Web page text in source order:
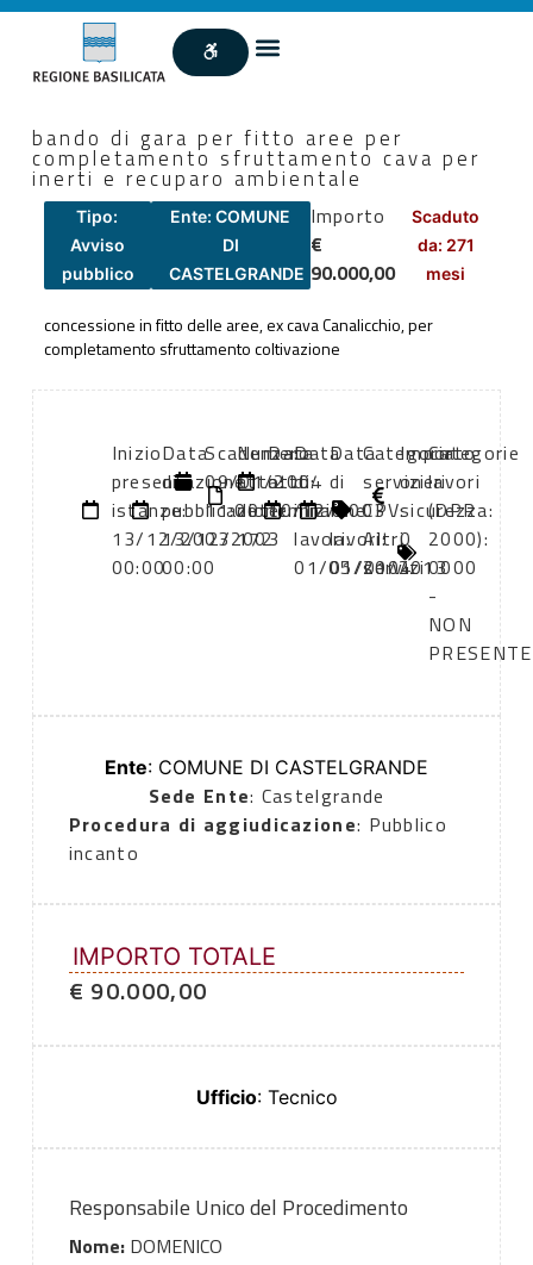
bando di gara per fitto aree per
completamento sfruttamento cava per
inerti e recuparo ambientale
Tipo:
Avviso
pubblico
Ente: COMUNE
DI
CASTELGRANDE
Importo
€
90.000,00
Scaduto
da: 271
mesi
concessione in fitto delle aree, ex cava Canalicchio, per
completamento sfruttamento coltivazione
Inizio
presentazione
istanze:
13/12/2003
00:00
Data
di
pubblicazione:
13/12/2003
00:00
Scadenza:
09/01/2004
11:00
Numero
atto:
determina
172
Data
atto:
10/12/2003
Data
di
inizio
lavori:
01/05/2004
Data
di
fine
lavori:
01/01/2013
Categoria
servizi
CPV:
Altri
servizi
Importo
oneri
sicurezza:
0
Categorie
lavori
(DPR
2000):
0000
-
NON
PRESENTE
Ente: COMUNE DI CASTELGRANDE
Sede Ente: Castelgrande
Procedura di aggiudicazione: Pubblico
incanto
IMPORTO TOTALE
€ 90.000,00
Ufficio: Tecnico
Responsabile Unico del Procedimento
Nome:DOMENICO